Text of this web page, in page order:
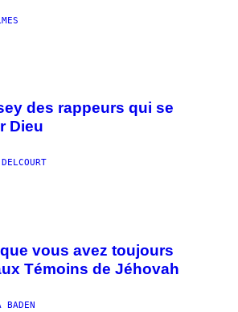
des rappeurs qui se
Dieu
vous avez toujours
Témoins de Jéhovah
BADEN